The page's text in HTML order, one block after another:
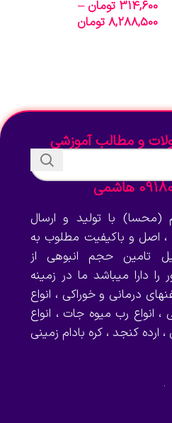
314,600 تومان –
8,288,500تومان
و مطالب آموزشی
هاشمی
با تولید و ارسال
، اصل و باکیفیت مطلوب به
تامین حجم انبوهی از
دارا میباشد ما در زمینه
درمانی و خوراکی ، انواع
رب میوه جات ، انواع
کنجد ، کره بادام زمینی